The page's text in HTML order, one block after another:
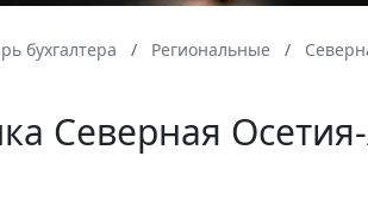
бухгалтера Региональные
Северная